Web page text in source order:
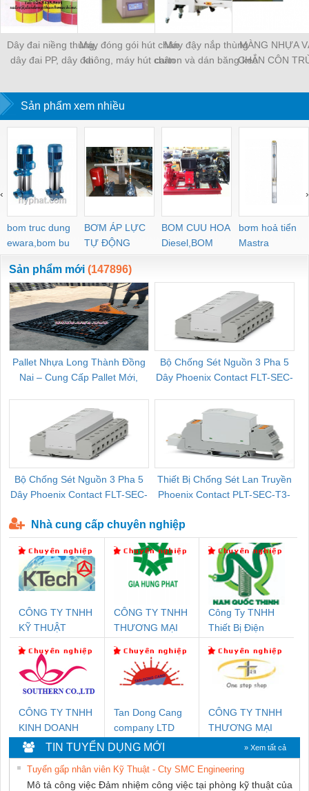
Dây đai niềng thùng,
dây đai PP, dây đai
Máy đóng gói hút chân
không, máy hút chân
Máy đậy nắp thùng
carton và dán băng keo
MÀNG NHỰA
CHẮN CÔN
KHO LẠNH,
Sản phẩm xem nhiều
bom truc dung
ewara,bom bu
ewara
BƠM ÁP LỰC
TỰ ĐỘNG
BOM CUU HOA
Diesel,BOM
CHUA CHAY
bơm hoả tiển
Mastra
‹ ›
Sản phẩm mới (147896)
Pallet Nhựa Long Thành Đồng
Nai – Cung Cấp Pallet Mới,
Bộ Chống Sét Nguồn 3 Pha 5
Dây Phoenix Contact FLT-SEC-
Bộ Chống Sét Nguồn 3 Pha 5
Dây Phoenix Contact FLT-SEC-
Thiết Bị Chống Sét Lan Truyền
Phoenix Contact PLT-SEC-T3-
Nhà cung cấp chuyên nghiệp
CÔNG TY TNHH
KỸ THUẬT
NAM
CÔNG TY TNHH
THƯƠNG MẠI
THUẬT ĐIỆN CƠ
GIA HƯNG
PHÁT
Công Ty TNHH
Thiết Bị Điện
CÔNG TY TNHH
KINH DOANH
DỊCH VỤ XNK
PHƯƠNG NAM
Tan Dong Cang
company LTD
CÔNG TY TNHH
THƯƠNG MẠI
THIÊN ÂN VIỆT
NAM
TIN TUYỂN DỤNG MỚI » Xem tất cả
Tuyển gấp nhân viên Kỹ Thuật - Cty SMC Engineering
Mô tả công việc Đảm nhiệm công việc tại phòng kỹ thuật của